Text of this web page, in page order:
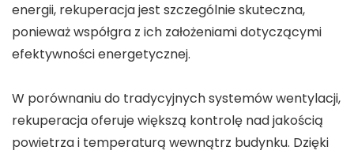
energii, rekuperacja jest szczególnie skuteczna,
ponieważ współgra z ich założeniami dotyczącymi
efektywności energetycznej.
W porównaniu do tradycyjnych systemów wentylacji,
rekuperacja oferuje większą kontrolę nad jakością
powietrza i temperaturą wewnątrz budynku. Dzięki